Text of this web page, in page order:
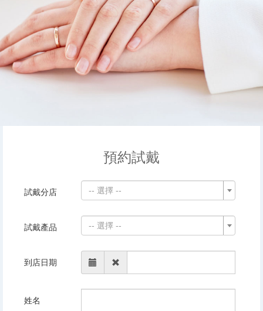
預約試戴
試戴分店 -- 選擇 --
試戴產品 -- 選擇 --
到店日期
姓名